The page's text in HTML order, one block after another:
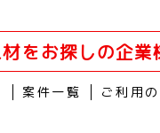
をお探しの企業
案件一覧 ご利用